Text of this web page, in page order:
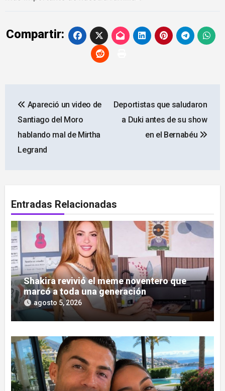
Compartir:
de
entradas
Apareció un video de
Santiago del Moro
hablando mal de Mirtha
Legrand
Deportistas que saludaron
a Duki antes de su show
en el Bernabéu
Entradas Relacionadas
Shakira revivió el meme noventero que
marcó a toda una generación
agosto 5, 2026